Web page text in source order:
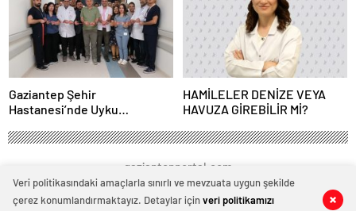
0 0
0 0
Gaziantep Şehir
Hastanesi’nde Uyku
Hizmete Açıldı
HAMİLELER DENİZE VEYA
HAVUZA GİREBİLİR Mİ?
gaziantepportal.com
Veri politikasındaki amaçlarla sınırlı ve mevzuata uygun şekilde
çerez konumlandırmaktayız. Detaylar içinveri politikamızı